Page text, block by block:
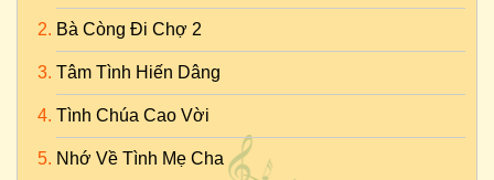
Bà Còng Đi Chợ 2
Tâm Tình Hiến Dâng
Tình Chúa Cao Vời
Nhớ Về Tình Mẹ Cha